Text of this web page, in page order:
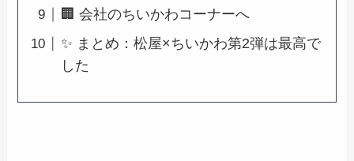
🏢 会社のちいかわコーナーへ
✨ まとめ：松屋×ちいかわ第2弾は最高で
した